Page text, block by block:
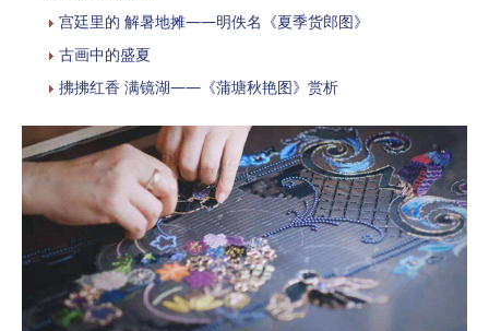
宫廷里的 解暑地摊——明佚名《夏季货郎图》
古画中的盛夏
拂拂红香 满镜湖——《蒲塘秋艳图》赏析